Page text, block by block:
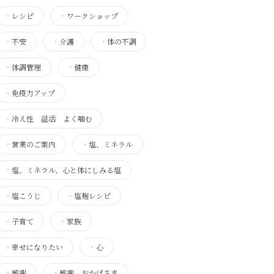
・ レシピ ・ ワークショップ
・ 不安 ・ 介護 ・ 体の不調
・ 体調管理 ・ 健康
・ 免疫力アップ
・ 冷え性 温活 よく噛む
・ 営業のご案内 ・ 塩、ミネラル
・ 塩、ミネラル、心と体にしみる塩
・ 塩こうじ ・ 塩麹レシピ
・ 子育て ・ 家族
・ 幸せになりたい ・ 心